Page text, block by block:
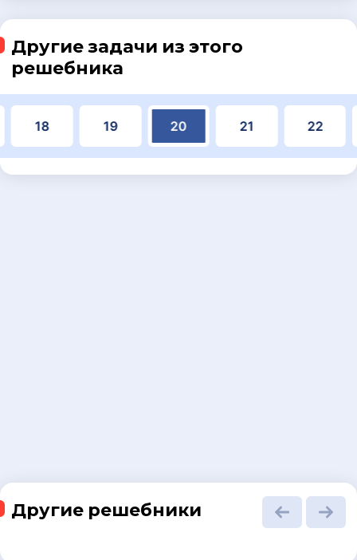
Другие задачи из этого
решебника
18 19 20 21 22
Другие решебники